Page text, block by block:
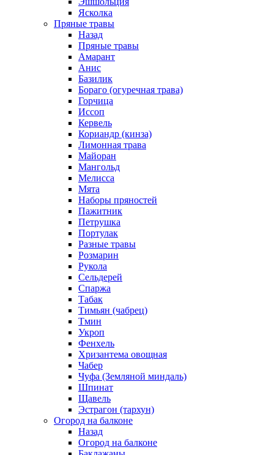
Ясколка
Пряные травы
Назад
Пряные травы
Амарант
Анис
Базилик
Бораго (огуречная трава)
Горчица
Иссоп
Кервель
Кориандр (кинза)
Лимонная трава
Майоран
Мангольд
Мелисса
Мята
Наборы пряностей
Пажитник
Петрушка
Портулак
Разные травы
Розмарин
Рукола
Сельдерей
Спаржа
Табак
Тимьян (чабрец)
Тмин
Укроп
Фенхель
Хризантема овощная
Чабер
Чуфа (Земляной миндаль)
Шпинат
Щавель
Эстрагон (тархун)
Огород на балконе
Назад
Огород на балконе